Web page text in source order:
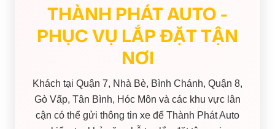
THÀNH PHÁT AUTO -
PHỤC VỤ LẮP ĐẶT TẬN
NƠI
Khách tại Quận 7, Nhà Bè, Bình Chánh, Quận 8,
Gò Vấp, Tân Bình, Hóc Môn và các khu vực lân
cận có thể gửi thông tin xe để Thành Phát Auto